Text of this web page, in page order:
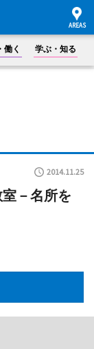
働く 学ぶ・知る
2014.11.25
－名所を